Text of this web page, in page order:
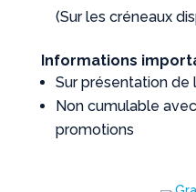
(Sur les créneaux
Informations
Sur présentation de
Non cumulable
promotions